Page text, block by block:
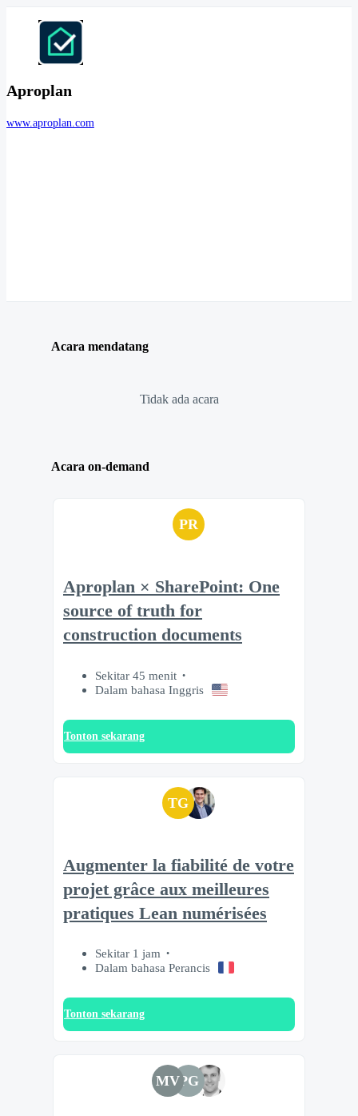
Aproplan
www.aproplan.com
Acara mendatang
Tidak ada acara
Acara on-demand
PR
Aproplan × SharePoint: One
source of truth for
construction documents
Sekitar 45 menit
Dalam bahasa Inggris
Tonton sekarang
TG
Augmenter la fiabilité de votre
projet grâce aux meilleures
pratiques Lean numérisées
Sekitar 1 jam
Dalam bahasa Perancis
Tonton sekarang
MVPG